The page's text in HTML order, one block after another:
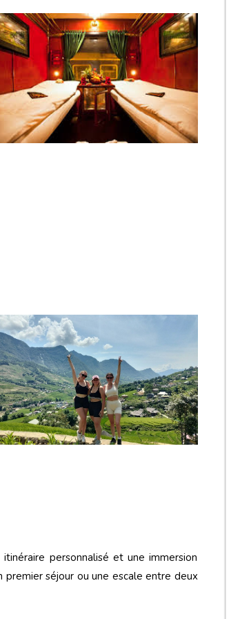
personnalisé et une immersion
séjour ou une escale entre deux